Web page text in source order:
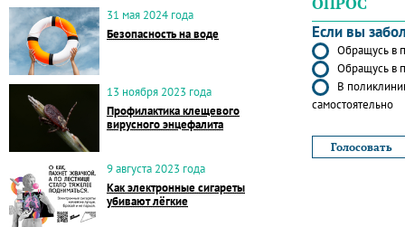
31 мая 2024 года
Безопасность на воде
13 ноября 2023 года
Профилактика клещевого
вирусного энцефалита
9 августа 2023 года
Как электронные сигареты
убивают лёгкие
Если вы
Обращусь в
Обращусь в
В
самостоятельно